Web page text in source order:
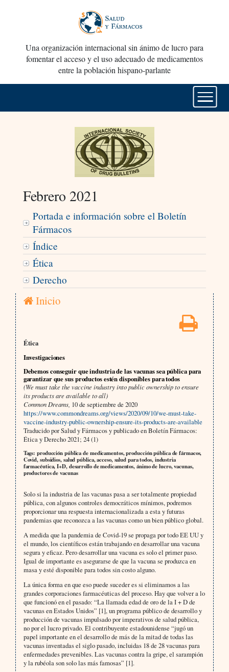
Una organización internacional sin ánimo de lucro para
fomentar el acceso y el uso adecuado de medicamentos
entre la población hispano-parlante
Febrero 2021
Portada e información sobre el Boletín
Fármacos
Índice
Ética
Derecho
Inicio
Ética
Investigaciones
Debemos conseguir que industria de las vacunas sea pública para
garantizar que sus productos estén disponibles para todos
(We must take the vaccine industry into public ownership to ensure
its products are available to all)
Common Dreams, 10 de septiembre de 2020
https://www.commondreams.org/views/2020/09/10/we-must-take-
vaccine-industry-public-ownership-ensure-its-products-are-available
Traducido por Salud y Fármacos y publicado en Boletín Fármacos:
Ética y Derecho 2021; 24 (1)
Tags: producción pública de medicamentos, producción pública de fármacos,
Covid, subsidios, salud pública, acceso, salud para todos, industria
farmacéutica, I+D, desarrollo de medicamentos, ánimo de lucro, vacunas,
productores de vacunas
Solo si la industria de las vacunas pasa a ser totalmente propiedad
pública, con algunos controles democráticos mínimos, podremos
proporcionar una respuesta internacionalizada a esta y futuras
pandemias que reconozca a las vacunas como un bien público global.
A medida que la pandemia de Covid-19 se propaga por todo EE UU y
el mundo, los científicos están trabajando en desarrollar una vacuna
segura y eficaz. Pero desarrollar una vacuna es solo el primer paso.
Igual de importante es asegurarse de que la vacuna se produzca en
masa y esté disponible para todos sin costo alguno.
La única forma en que eso puede suceder es si eliminamos a las
grandes corporaciones farmacéuticas del proceso. Hay que volver a lo
que funcionó en el pasado: “La llamada edad de oro de la I + D de
vacunas en Estados Unidos” [1], un programa público de desarrollo y
producción de vacunas impulsado por imperativos de salud pública,
no por el lucro privado. El contribuyente estadounidense “jugó un
papel importante en el desarrollo de más de la mitad de todas las
vacunas inventadas el siglo pasado, incluidas 18 de 28 vacunas para
enfermedades prevenibles. Las vacunas contra la gripe, el sarampión
y la rubéola son solo las más famosas” [1].